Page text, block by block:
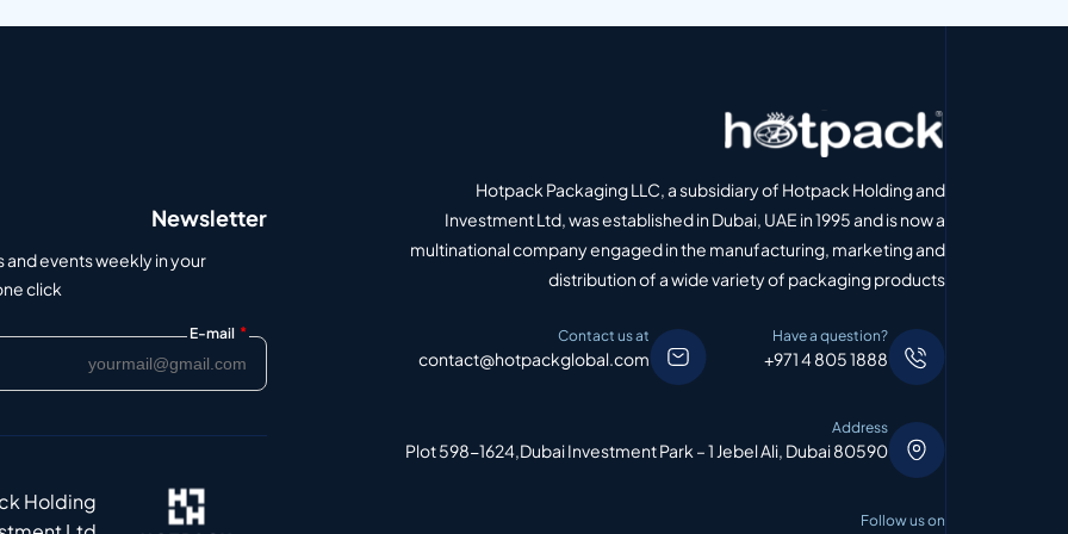
Hotpack Packaging LLC, a subsidiary of Hotpack Holding and
Investment Ltd, was established in Dubai, UAE in 1995 and is now a
multinational company engaged in the manufacturing, marketing and
distribution of a wide variety of packaging products
Have a question?
+971 4 805 1888
Contact us at
contact@hotpackglobal.com
Address
Plot 598-1624,Dubai Investment Park – 1 Jebel Ali, Dubai 80590
Follow us on
Newsletter
events weekly in your
click.
E-mail *
Holding